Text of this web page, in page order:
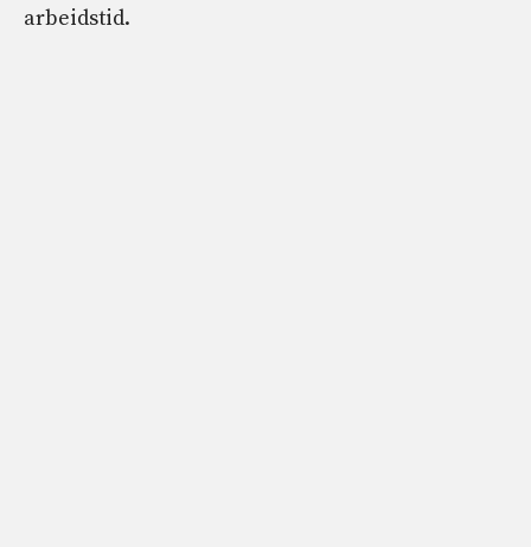
arbeidstid.